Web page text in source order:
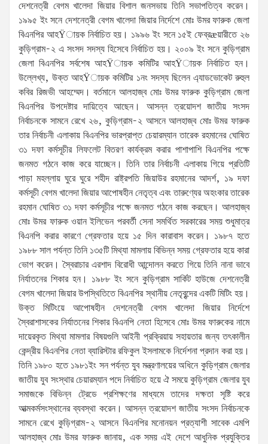
দেশনেত্রী বেগম খালেদা জিয়ার বিশাল জনসভায় তিনি সভাপতিত্ব করেন।
১৯৯৫ ইং সনে দেশনেত্রী বেগম খালেদা জিয়ার নির্দেশে মোঃ উমর ফারুক জেলা
বিএনপির আহŸায়ক নির্বাচিত হয়। ১৯৯৬ ইং সনে ১৫ই ফেব্রæয়ারীতে ২৬
কুড়িগ্রাম-২ এ সংসদ সদস্য হিসেবে নির্বাচিত হয়। ২০০৯ ইং সনে কুড়িগ্রাম
জেলা বিএনপির সর্বশেষ আহŸায়ক কমিটির আহŸায়ক নির্বাচিত হন।
উল্লেখ্য, উক্ত আহŸায়ক কমিটির ১নং সদস্য ছিলেন এ্যাডভোকেট রুহুল
কবির রিজভী আহম্মেদ। বর্তমানে আলহাজ্ব মোঃ উমর ফারুক কুড়িগ্রাম জেলা
বিএনপির উপদেষ্টার দায়িত্বে আছেন। আসন্ন ত্রয়োদশ জাতীয় সংসদ
নির্বাচনকে সামনে রেখে ২৬, কুড়িগ্রাম-২ আসনে আলহাজ্ব মোঃ উমর ফারুক
তার নির্বাচনী এলাকায় বিএনপির ভারপ্রাপ্ত চেয়ারম্যান তারেক রহমানের ঘোষিত
৩১ দফা কর্মসূচীর লিফলেট বিতরণ কার্যক্রম করার পাশাপাশি বিএনপির পক্ষে
জনমত গঠনে কাজ করে যাচ্ছেন। তিনি তার নির্বাচনী এলাকায় গিয়ে প্রতিটি
পাড়া মহল্লায় ঘুরে ঘুরে শহীদ রাষ্ট্রপতি জিয়াউর রহমানের আদর্শ, ১৯ দফা
কর্মসূচী বেগম খালেদা জিয়ার আপোষহীন নেতৃত্ব এবং তারুণ্যের অহংকার তারেক
রহমান ঘোষিত ৩১ দফা কর্মসূচীর পক্ষে জনমত গঠনে কাজ করছেন। আলহাজ্ব
মোঃ উমর ফারুক ওয়ান ইলিভেন পরবর্তী সেনা সমর্থিত সরকারের সময় শুধুমাত্র
বিএনপি করার কারণে গ্রেফতার হয়ে ১৫ দিন কারাবাস করেন। ১৯৮৭ হতে
১৯৮৮ সাল পর্যন্ত তিনি ১৩৫টি মিথ্যা মামলায় বিভিন্ন সময় গ্রেফতার হয়ে কারা
ভোগ করেন। স্বৈরাচার এরশাদ বিরোধী আন্দোলন করতে গিয়ে তিনি নানা ভাবে
নির্যাতনের শিকার হন। ১৯৮৮ ইং সনে কুড়িগ্রাম সার্কিট হাউজে দেশনেত্রী
বেগম খালেদা জিয়ার উপস্থিতিতে বিএনপির স্থানীয় নেতৃবৃন্দের একটি মিটিং হয়।
উক্ত মিটিংয়ে আপোষহীন দেশনেত্রী বেগম খালেদা জিয়ার নির্দেশে
স্বৈরাশাসকের নির্যাতনের শিকার বিএনপি নেতা হিসেবে মোঃ উমর ফারুকের নামে
দায়েরকৃত মিথ্যা মামলার বিষয়গুলি আইনী প্রক্রিয়ায় সহায়তার জন্য তৎকালীন
কেন্দ্রীয় বিএনপির নেতা ব্যারিস্টার রফিকুল ইসলামকে নির্দেশনা প্রদান করা হয়।
তিনি ১৯৮০ হতে ১৯৮১ইং সন পর্যন্ত যুব মন্ত্রণালয়ের অধিনে কুড়িগ্রাম জেলার
জাতীয় যুব সংস্থার চেয়ারম্যান পদে নির্বাচিত হয়ে ঐ সময়ে কুড়িগ্রাম জেলার যুব
সমাজকে বিভিন্ন ট্রেডে প্রশিক্ষণের মাধ্যমে তাদের দক্ষতা সৃষ্টি করে
আত্মকর্মসংস্থানের ব্যবস্থা করেন। আসন্ন ত্রয়োদশ জাতীয় সংসদ নির্বাচনকে
সামনে রেখে কুড়িগ্রাম-২ আসনে বিএনপির মনোনয়ন প্রত্যাশী সাবেক এমপি
আলহাজ্ব মোঃ উমর ফারুক জানায়, এক সময় এই দেশে আধুনিক প্রযুক্তির